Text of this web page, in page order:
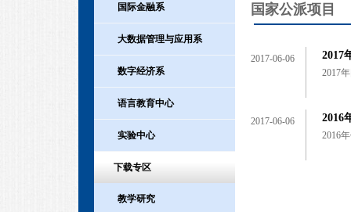
国际金融系
大数据管理与应用系
数字经济系
语言教育中心
实验中心
下载专区
教学研究
国家公派项目
2017-06-06 2017
2017
2017-06-06 2016
2016